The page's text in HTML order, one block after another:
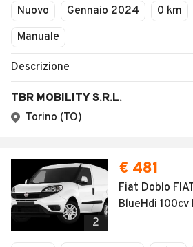
Concessionari
Nuovo Gennaio 2024 0 km
Manuale
Descrizione
TBR MOBILITY S.R.L.
Torino (TO)
2
€ 481
Fiat Doblo
BlueHdi